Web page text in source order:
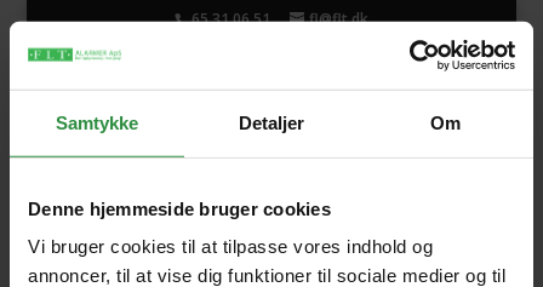
Samtykke Detaljer Om
Denne hjemmeside bruger cookies
Vi bruger cookies til at tilpasse vores indhold og
annoncer, til at vise dig funktioner til sociale medier og til
65 31 06 51 fl@flt.dk
Båndkontakt